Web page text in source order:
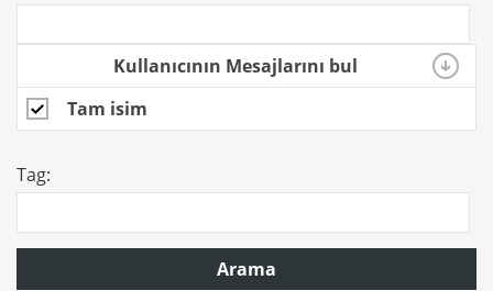
Kullanıcının Mesajlarını bul
Tam isim
Tag:
Arama